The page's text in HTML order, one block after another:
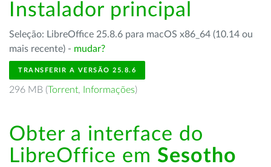
Instalador principal
Seleção: LibreOffice 25.8.6 para macOS x86_64 (10.14 ou
mais recente) - mudar?
TRANSFERIR A VERSÃO 25.8.6
296 MB (Torrent, Informações)
Obter a interface do
LibreOffice em Sesotho